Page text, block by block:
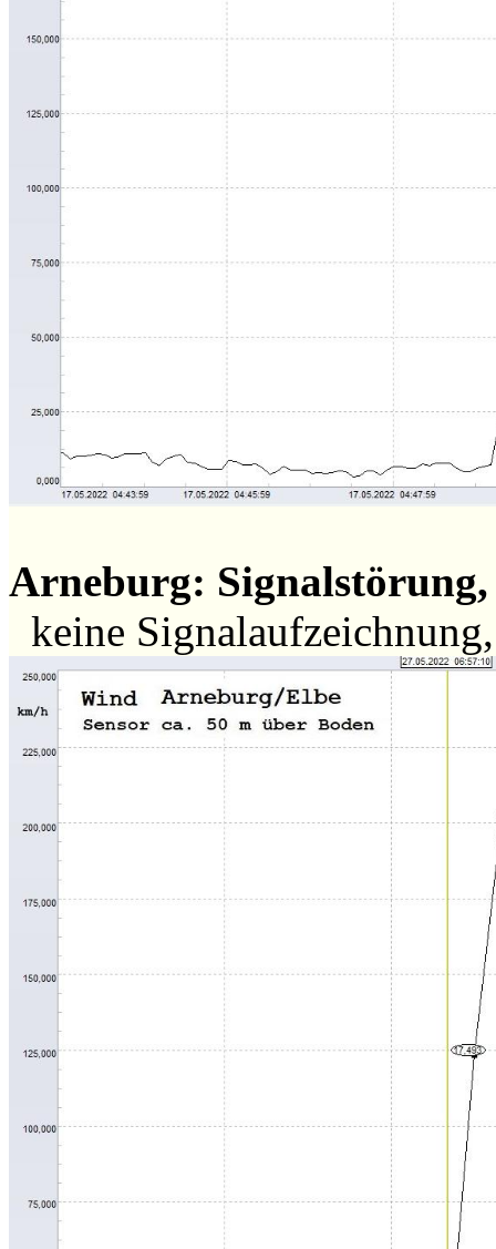
Arneburg: Signalstörung,
keine